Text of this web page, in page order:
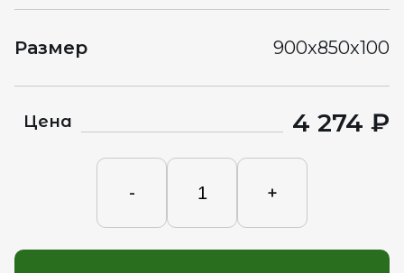
Размер 900x850x100
Цена 4 274 ₽
- +